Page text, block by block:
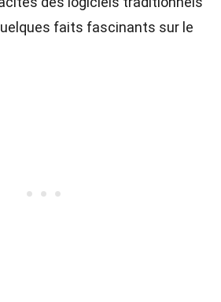
faits fascinants sur le